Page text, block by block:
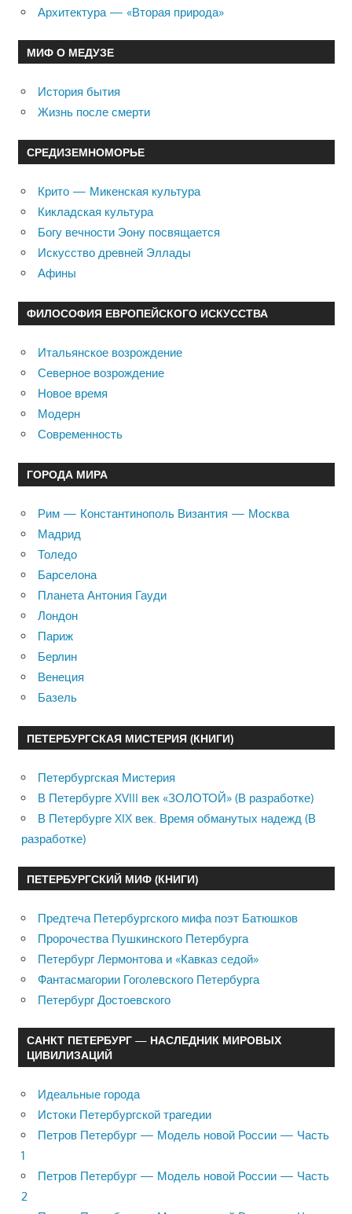
Архитектура — «Вторая природа»
МИФ О МЕДУЗЕ
История бытия
Жизнь после смерти
СРЕДИЗЕМНОМОРЬЕ
Крито — Микенская культура
Кикладская культура
Богу вечности Эону посвящается
Искусство древней Эллады
Афины
ФИЛОСОФИЯ ЕВРОПЕЙСКОГО ИСКУССТВА
Итальянское возрождение
Северное возрождение
Новое время
Модерн
Современность
ГОРОДА МИРА
Рим — Константинополь Византия — Москва
Мадрид
Толедо
Барселона
Планета Антония Гауди
Лондон
Париж
Берлин
Венеция
Базель
ПЕТЕРБУРГСКАЯ МИСТЕРИЯ (КНИГИ)
Петербургская Мистерия
В Петербурге XVIII век «ЗОЛОТОЙ» (В разработке)
В Петербурге XIX век. Время обманутых надежд (В
разработке)
ПЕТЕРБУРГСКИЙ МИФ (КНИГИ)
Предтеча Петербургского мифа поэт Батюшков
Пророчества Пушкинского Петербурга
Петербург Лермонтова и «Кавказ седой»
Фантасмагории Гоголевского Петербурга
Петербург Достоевского
САНКТ ПЕТЕРБУРГ — НАСЛЕДНИК МИРОВЫХ
ЦИВИЛИЗАЦИЙ
Идеальные города
Истоки Петербургской трагедии
Петров Петербург — Модель новой России — Часть
1
Петров Петербург — Модель новой России — Часть
2